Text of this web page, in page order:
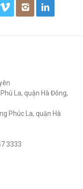
La, quận Hà Đông,
Phúc La, quận Hà
3333